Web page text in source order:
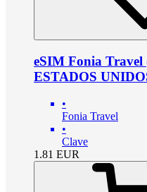
eSIM Fonia
ESTADOS
•
Fonia Travel
•
Clave
1.81 EUR